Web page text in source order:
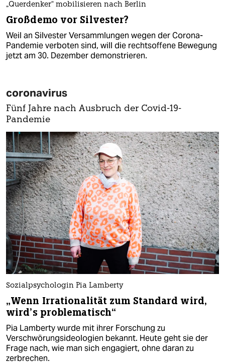
„Querdenker“ mobilisieren nach Berlin
Großdemo vor Silvester?
Weil an Silvester Versammlungen wegen der Corona-
Pandemie verboten sind, will die rechtsoffene Bewegung
jetzt am 30. Dezember demonstrieren.
coronavirus
Fünf Jahre nach Ausbruch der Covid-19-
Pandemie
Sozialpsychologin Pia Lamberty
„Wenn Irrationalität zum Standard wird,
wird’s problematisch“
Pia Lamberty wurde mit ihrer Forschung zu
Verschwörungsideologien bekannt. Heute geht sie der
Frage nach, wie man sich engagiert, ohne daran zu
zerbrechen.